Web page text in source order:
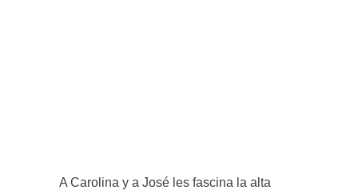
A Carolina y a José les fascina la alta